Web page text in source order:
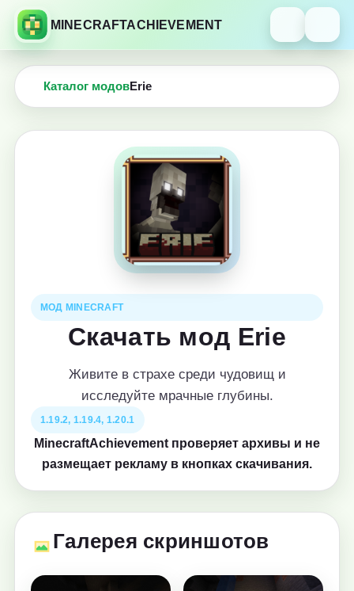
MINECRAFTACHIEVEMENT
Каталог модовErie
МОД MINECRAFT
Скачать мод Erie
Живите в страхе среди чудовищ и
исследуйте мрачные глубины.
1.19.2, 1.19.4, 1.20.1
MinecraftAchievement проверяет архивы и не
размещает рекламу в кнопках скачивания.
Галерея скриншотов